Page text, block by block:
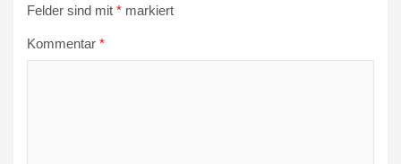
Felder sind mit * markiert
Kommentar *